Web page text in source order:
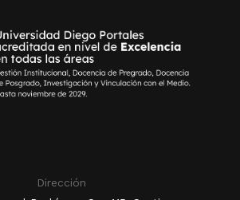
Dirección